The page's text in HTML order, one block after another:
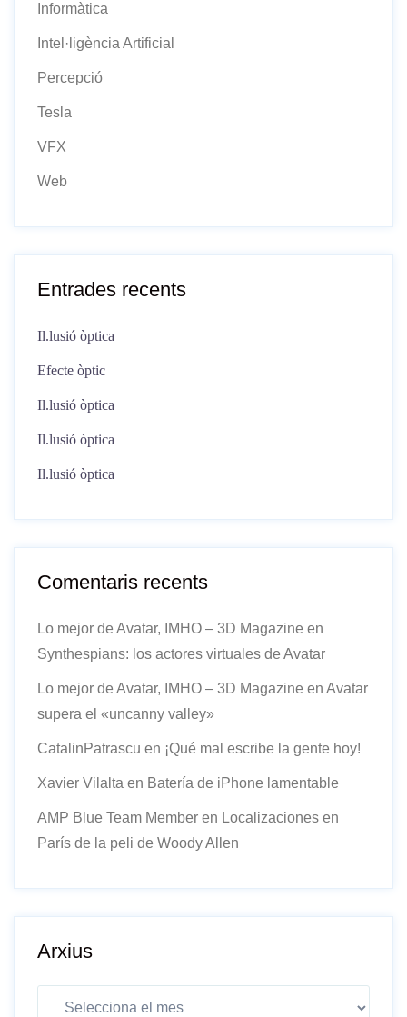
Informàtica
Intel·ligència Artificial
Percepció
Tesla
VFX
Web
Entrades recents
Il.lusió òptica
Efecte òptic
Il.lusió òptica
Il.lusió òptica
Il.lusió òptica
Comentaris recents
Lo mejor de Avatar, IMHO – 3D Magazine en
Synthespians: los actores virtuales de Avatar
Lo mejor de Avatar, IMHO – 3D Magazine en Avatar
supera el «uncanny valley»
CatalinPatrascu en ¡Qué mal escribe la gente hoy!
Xavier Vilalta en Batería de iPhone lamentable
AMP Blue Team Member en Localizaciones en
París de la peli de Woody Allen
Arxius